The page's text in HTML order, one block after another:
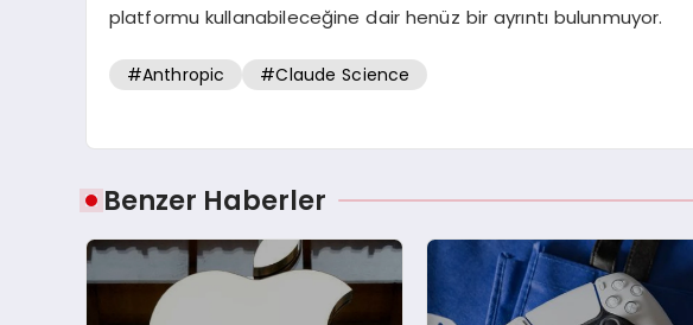
platformu kullanabileceğine dair henüz bir ayrıntı bulunmuyor.
#Anthropic #Claude Science
Benzer Haberler